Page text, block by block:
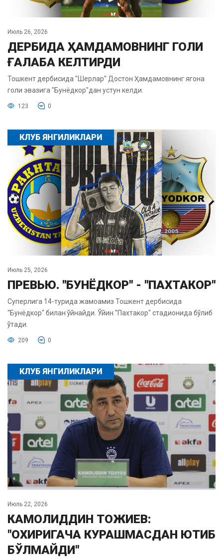
Июль 26, 2026
ДЕРБИДА ҲАМДАМОВНИНГ ГОЛИ
ҒАЛАБА КЕЛТИРДИ
Тошкент дербисида "Шерлар" Достон Ҳамдамовнинг ягона
голи эвазига "Бунёдкор"дан устун келди.
123 0
КЛУБ ЯНГИЛИКЛАРИ
Июль 25, 2026
ПРЕВЬЮ. "БУНЁДКОР" - "ПАХТАКОР"
Суперлига 14-турида жамоамиз Тошкент дербисида
"Бунёдкор" билан ўйнайди. Ўйин "Пахтакор" стадионида бўлиб
ўтади.
209 0
КЛУБ ЯНГИЛИКЛАРИ
Июль 22, 2026
КАМОЛИДДИН ТОЖИЕВ:
"ОХИРИГАЧА КУРАШМАСДАН ЮТИБ
БЎЛМАЙДИ"